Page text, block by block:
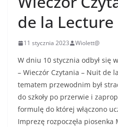
de la Lecture
11 stycznia 2023 Wiolett@
W dniu 10 stycznia odbył się
– Wieczór Czytania – Nuit de
tematem przewodnim był
do szkoły po przerwie i
formulę do której włączono
Imprezę rozpoczęła piosenka